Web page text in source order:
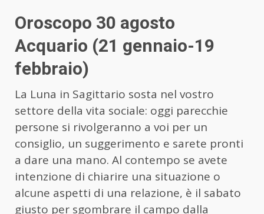
Oroscopo 30 agosto
Acquario (21 gennaio-19
febbraio)
La Luna in Sagittario sosta nel vostro
settore della vita sociale: oggi parecchie
persone si rivolgeranno a voi per un
consiglio, un suggerimento e sarete pronti
a dare una mano. Al contempo se avete
intenzione di chiarire una situazione o
alcune aspetti di una relazione, è il sabato
giusto per sgombrare il campo dalla